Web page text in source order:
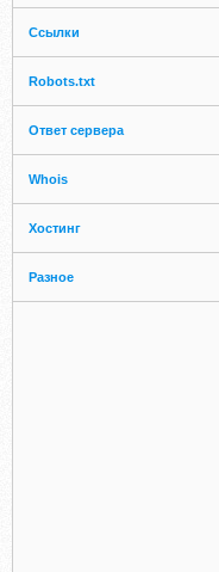
Ссылки
Robots.txt
Ответ сервера
Whois
Хостинг
Разное